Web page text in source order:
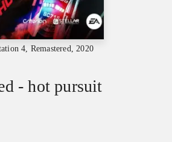
4, Remastered, 2020
- hot pursuit